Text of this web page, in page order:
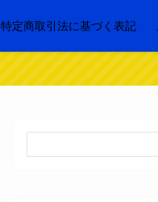
特定商取引法に基づく表記